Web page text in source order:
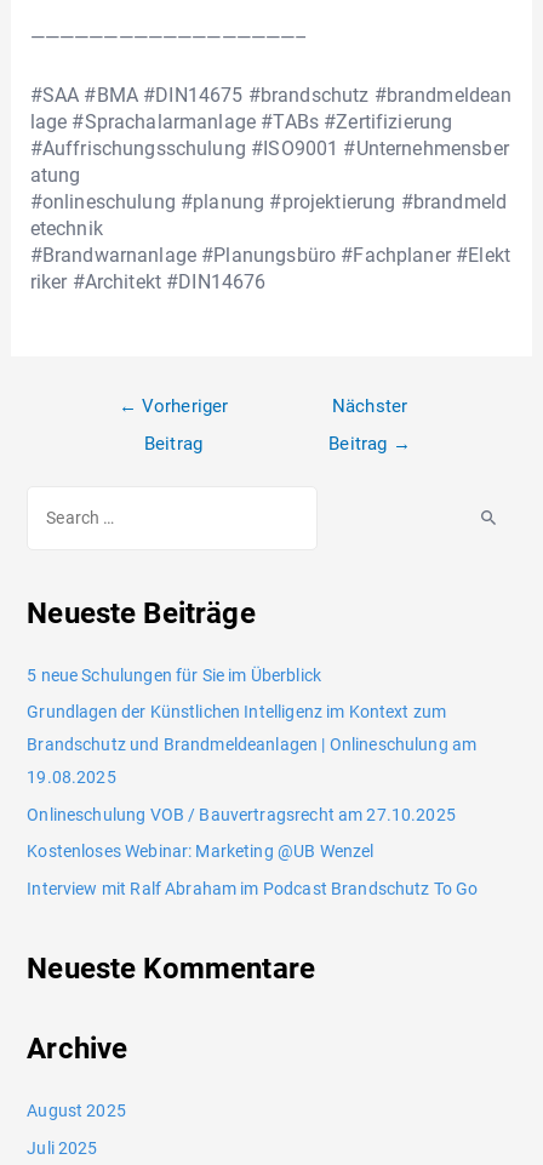
——————————————————–
#SAA #BMA #DIN14675 #brandschutz #brandmeldean
lage #Sprachalarmanlage #TABs #Zertifizierung
#Auffrischungsschulung #ISO9001 #Unternehmensber
atung
#onlineschulung #planung #projektierung #brandmeld
etechnik
#Brandwarnanlage #Planungsbüro #Fachplaner #Elekt
riker #Architekt #DIN14676
← Vorheriger
Beitrag
Nächster
Beitrag →
Neueste Beiträge
5 neue Schulungen für Sie im Überblick
Grundlagen der Künstlichen Intelligenz im Kontext zum
Brandschutz und Brandmeldeanlagen | Onlineschulung am
19.08.2025
Onlineschulung VOB / Bauvertragsrecht am 27.10.2025
Kostenloses Webinar: Marketing @UB Wenzel
Interview mit Ralf Abraham im Podcast Brandschutz To Go
Neueste Kommentare
Archive
August 2025
Juli 2025